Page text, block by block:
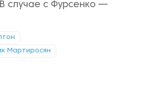
случае с Фурсенко —
Мартиросян